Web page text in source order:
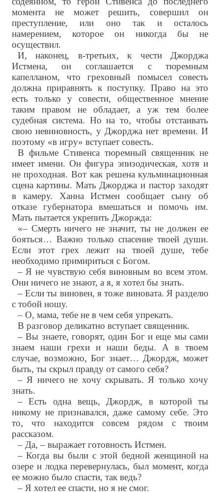
момента не может решить, совершил он
преступление, или оно так и осталось
намерением, которое он никогда бы не
осуществил.
И, наконец, в-третьих, к чести Джорджа
Истмена, он соглашается с тюремным
капелланом, что греховный помысел совесть
должна приравнять к поступку. Право на это
есть только у совести, общественное мнение
таким правом не обладает, а уж тем более
судебная система. Но на то, чтобы отстаивать
свою невиновность, у Джорджа нет времени. И
поэтому «в игру» вступает совесть.
В фильме Стивенса тюремный священник не
имеет имени. Он фигура эпизодическая, хотя и
не проходная. Вот как решена кульминационная
сцена картины. Мать Джорджа и пастор заходят
в камеру. Ханна Истмен сообщает сыну об
отказе губернатора вмешаться и помочь им.
Мать пытается укрепить Джоржда:
«– Смерть ничего не значит, ты не должен ее
бояться… Важно только спасение твоей души.
Если этот грех лежит на твоей душе, тебе
необходимо примириться с Богом.
– Я не чувствую себя виновным во всем этом.
Они ничего не знают, а я, я хотел бы знать.
– Если ты виновен, я тоже виновата. Я разделю
с тобой ношу.
– О, мама, тебе не в чем себя упрекать.
В разговор деликатно вступает священник.
– Вы знаете, говорят, один Бог и еще мы сами
знаем наши грехи и наши беды. А в твоем
случае, возможно, Бог знает… Джордж, может
быть, ты скрыл правду от самого себя?
– Я ничего не хочу скрывать. Я только хочу
знать.
– Есть одна вещь, Джордж, в которой ты
никому не признавался, даже самому себе. Это
то, что находится совсем рядом с твоим
рассказом.
– Да, – выражает готовность Истмен.
– Когда вы были с этой бедной женщиной на
озере и лодка перевернулась, был момент, когда
ее можно было спасти, так ведь?
– Я хотел ее спасти, но я не смог.